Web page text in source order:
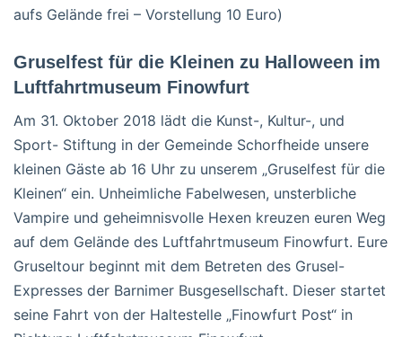
aufs Gelände frei – Vorstellung 10 Euro)
Gruselfest für die Kleinen zu Halloween im
Luftfahrtmuseum Finowfurt
Am 31. Oktober 2018 lädt die Kunst-, Kultur-, und
Sport- Stiftung in der Gemeinde Schorfheide unsere
kleinen Gäste ab 16 Uhr zu unserem „Gruselfest für die
Kleinen“ ein. Unheimliche Fabelwesen, unsterbliche
Vampire und geheimnisvolle Hexen kreuzen euren Weg
auf dem Gelände des Luftfahrtmuseum Finowfurt. Eure
Gruseltour beginnt mit dem Betreten des Grusel-
Expresses der Barnimer Busgesellschaft. Dieser startet
seine Fahrt von der Haltestelle „Finowfurt Post“ in